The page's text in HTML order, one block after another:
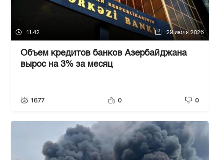
11:42 29 июля 2026
Объем кредитов банков Азербайджана
вырос на 3% за месяц
1677 0 0